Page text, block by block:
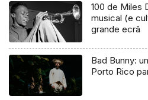
100 de Miles
musical (e
grande ecrã
Bad Bunny:
Porto Rico